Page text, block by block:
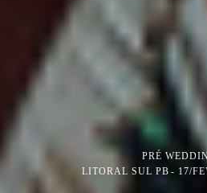
PRÉ
LITORAL SUL PB
17/